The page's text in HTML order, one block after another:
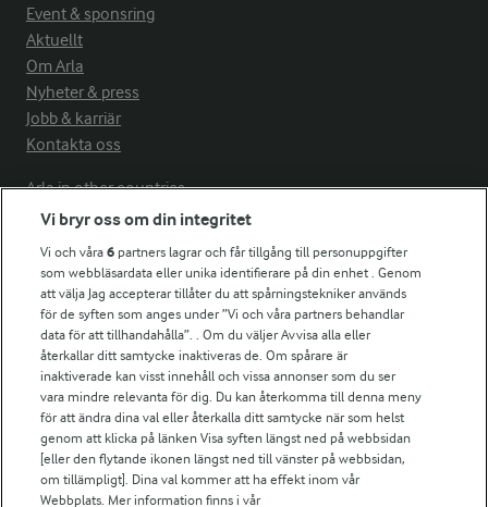
Event & sponsring
Aktuellt
Om Arla
Nyheter & press
Jobb & karriär
Kontakta oss
Arla in other countries
Fler Arlasajter
För ägare
Arlas kundportal
Arla.com
Falbygdens Ost
Arla webbshop
Bildbank
Vi bryr oss om din integritet
Vi och våra6 partners lagrar och får tillgång till personuppgifter
som webbläsardata eller unika identifierare på din enhet . Genom
att välja Jag accepterar tillåter du att spårningstekniker används
för de syften som anges under ”Vi och våra partners behandlar
data för att tillhandahålla”. . Om du väljer Avvisa alla eller
återkallar ditt samtycke inaktiveras de. Om spårare är
inaktiverade kan visst innehåll och vissa annonser som du ser
vara mindre relevanta för dig. Du kan återkomma till denna meny
för att ändra dina val eller återkalla ditt samtycke när som helst
genom att klicka på länken Visa syften längst ned på webbsidan
[eller den flytande ikonen längst ned till vänster på webbsidan,
om tillämpligt]. Dina val kommer att ha effekt inom vår
Webbplats. Mer information finns i vår